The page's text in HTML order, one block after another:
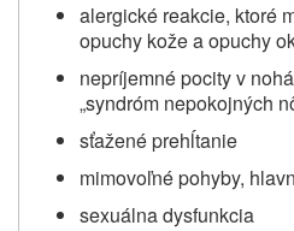
alergické reakcie, ktoré
opuchy kože a opuchy
nepríjemné pocity v
„syndróm nepokojných
sťažené prehĺtanie
mimovoľné pohyby,
sexuálna dysfunkcia